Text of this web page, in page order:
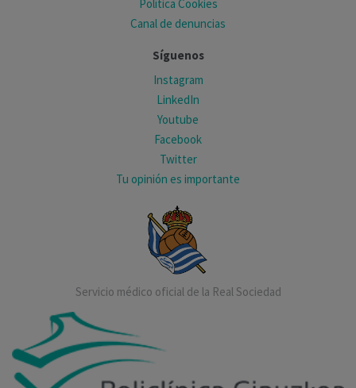
Política Cookies
Canal de denuncias
Síguenos
Instagram
LinkedIn
Youtube
Facebook
Twitter
Tu opinión es importante
Servicio médico oficial de la Real Sociedad